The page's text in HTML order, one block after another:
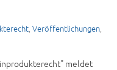
,Veröffentlichungen,
meldet